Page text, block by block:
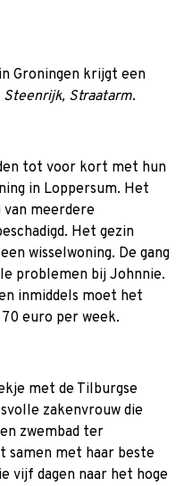
Groningen krijgt een
Steenrijk, Straatarm.
tot voor kort met hun
in Loppersum. Het
van meerdere
Het gezin
wisselwoning. De gang
problemen bij Johnnie.
inmiddels moet het
euro per week.
met de Tilburgse
zakenvrouw die
zwembad ter
samen met haar beste
vijf dagen naar het hoge